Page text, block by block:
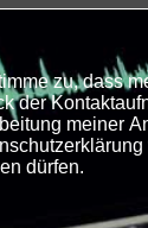
zu, dass
der
meiner
dürfen.